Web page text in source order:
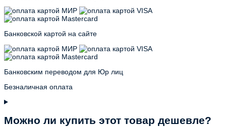
Банковской картой на сайте
Банковским переводом для Юр лиц
Безналичная оплата
Можно ли купить этот товар дешевле?